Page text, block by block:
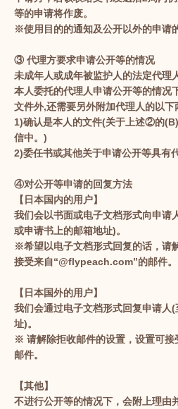
等的申请将作废。
※使用目的的通知及公开以外的申请
③ 代理方要求申请公开等的情况
未成年人或成年被监护人的法定代理
本人委托的代理人申请公开等的情
文件外,还需要另外附加代理人的以下
1)确认是本人的文件(关于上述②的
信中。)
2)委任书或其他关于申请公开等具有
④对公开等申请的回复方法
【日本国内的用户】
我们会以书面或电子文档形式向申请
或申请书上的邮箱地址)。
※希望以电子文档形式回复的话，请
接受来自“@flypeach.com”的邮件。
【日本国外的用户】
我们会通过电子文档形式回复申请人
址)。
※ 请解除拒收邮件的设置，设置可
邮件。
【其他】
不进行公开等的情况下，会附上理由